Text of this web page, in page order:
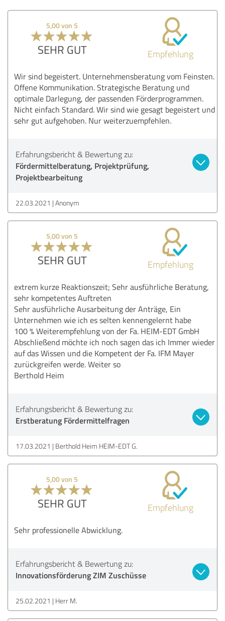
5,00 von 5
SEHR GUT Empfehlung
Wir sind begeistert. Unternehmensberatung vom Feinsten.
Offene Kommunikation. Strategische Beratung und
optimale Darlegung, der passenden Förderprogrammen.
Nicht einfach Standard. Wir sind wie gesagt begeistert und
sehr gut aufgehoben. Nur weiterzuempfehlen.
Erfahrungsbericht & Bewertung zu:
Fördermittelberatung, Projektprüfung,
Projektbearbeitung
22.03.2021 Anonym
5,00 von 5
SEHR GUT Empfehlung
extrem kurze Reaktionszeit; Sehr ausführliche Beratung,
sehr kompetentes Auftreten
Sehr ausführliche Ausarbeitung der Anträge, Ein
Unternehmen wie ich es selten kennengelernt habe
100 % Weiterempfehlung von der Fa. HEIM-EDT GmbH
Abschließend möchte ich noch sagen das ich Immer wieder
auf das Wissen und die Kompetent der Fa. IFM Mayer
zurückgreifen werde. Weiter so
Berthold Heim
Erfahrungsbericht & Bewertung zu:
Erstberatung Fördermittelfragen
17.03.2021 Berthold Heim HEIM-EDT G.
5,00 von 5
SEHR GUT Empfehlung
Sehr professionelle Abwicklung.
Erfahrungsbericht & Bewertung zu:
Innovationsförderung ZIM Zuschüsse
25.02.2021 Herr M.